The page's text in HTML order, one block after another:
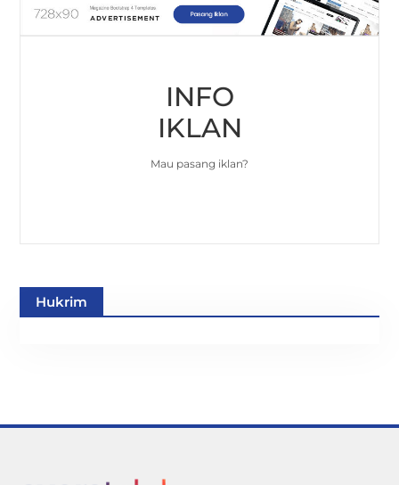
INFO
IKLAN
Mau pasang iklan?
Hukrim